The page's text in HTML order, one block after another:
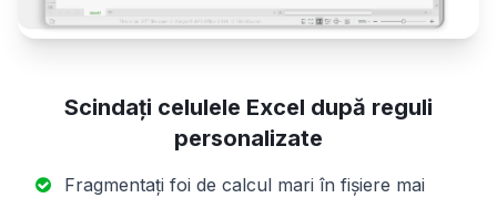
Scindați celulele Excel după reguli
personalizate
Fragmentați foi de calcul mari în fișiere mai